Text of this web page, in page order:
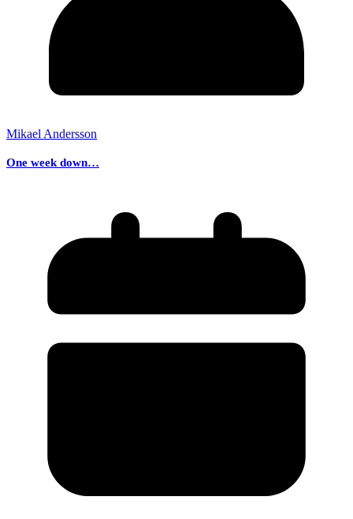
Mikael Andersson
One week down…